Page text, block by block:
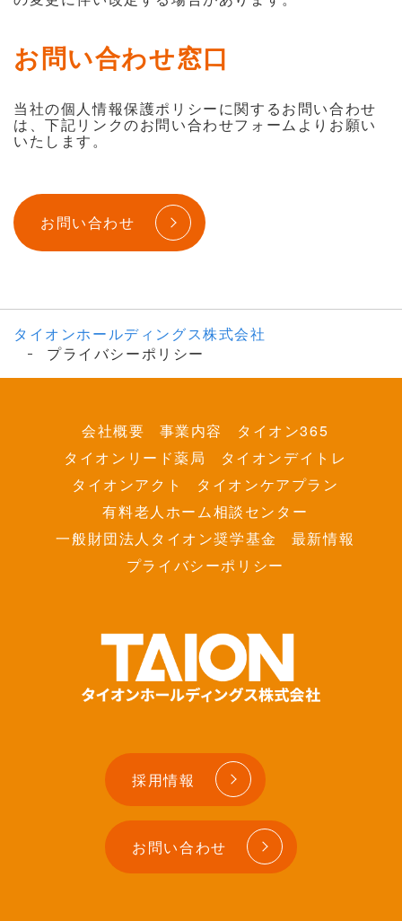
お問い合わせ窓口
当社の個人情報保護ポリシーに関するお問い合わせ
は、下記リンクのお問い合わせフォームよりお願い
いたします。
お問い合わせ
タイオンホールディングス株式会社
プライバシーポリシー
会社概要 事業内容
タイオン365
タイオンリード薬局
タイオンデイトレ
タイオンアクト
タイオンケアプラン
有料老人ホーム相談センター
一般財団法人タイオン奨学基金
最新情報
プライバシーポリシー
採用情報
お問い合わせ